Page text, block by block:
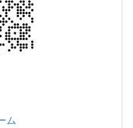
ム